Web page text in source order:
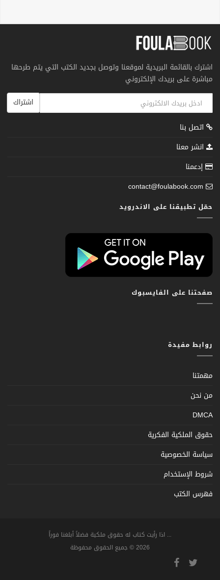
اشترك بالقائمة البريدية لموقعنا وتوصل بجديد الكتب التي يتم طرحها
مباشرة على بريدك الإلكتروني
اشتراك
اتصل بنا
انشر معنا
إدعمنا
contact@foulabook.com
حمّل تطبيقنا على الاندرويد
صفحتنا على الفايسبوك
روابط مفيدة
مهمتنا
من نحن
DMCA
حقوق الملكية الفكرية
سياسة الخصوصية
شروط الإستخدام
فهرس الكتب
... اذا رأيت كتاب له حقوق ملكية فضلاً أبلغنا فوراً
2026 © جميع الحقوق محفوظة